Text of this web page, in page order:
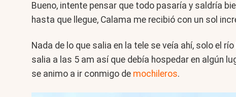
Bueno, intente pensar que todo pasaría y saldría
hasta que llegue, Calama me recibió con un sol
Nada de lo que salia en la tele se veía ahí, solo el
salia a las 5 am así que debía hospedar en algún
se animo a ir conmigo de mochileros.